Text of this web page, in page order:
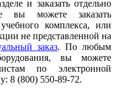
и заказать отдельно
вы можете заказать
комплекса, или
не представленной на
заказ. По любым
вы можете
по электронной
8 (800) 550-89-72.